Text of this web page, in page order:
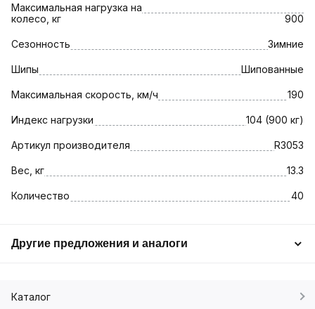
Максимальная нагрузка на
колесо, кг
900
Сезонность Зимние
Шипы Шипованные
Максимальная скорость, км/ч 190
Индекс нагрузки 104 (900 кг)
Артикул производителя R3053
Вес, кг 13.3
Количество 40
Другие предложения и аналоги
Каталог